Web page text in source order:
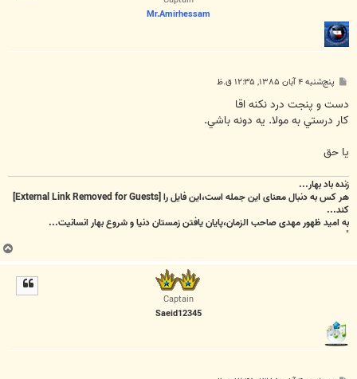
Mr.Amirhessam
پ
ت
پنج‌شنبه ۴ آبان ۱۳۸۵, ۱۲:۳۵ ق.ظ
دست و پنجت درد نكنه اقا
كار درستي به مولا. يه دونه باشي.
يا حق
زنده باد بهار...
هر کس به دنبال معنای این جمله است،این فایل را[External Link Removed for Guests]
کند...
به امید ظهور مهدی صاحب الزمان،پایان یافتن زمستان دنیا و شروع بهار انسانیت...
ب
ا
Captain
Saeid12345